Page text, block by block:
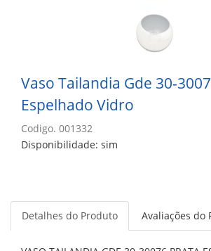
Vaso Tailandia Gde 30-
Espelhado Vidro
Codigo. 001332
Disponibilidade: sim
Detalhes do Produto Avaliações do